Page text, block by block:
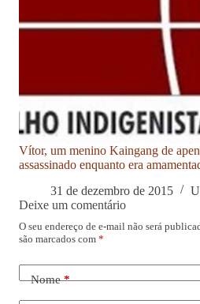
Vítor, um menino Kaingang de
assassinado enquanto era
31 de dezembro de 2015
Deixe um comentário
O seu endereço de e-mail não será
são marcados com *
Nome*